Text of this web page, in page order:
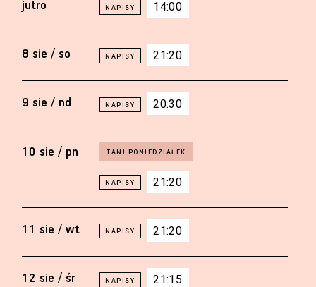
jutro 14:00
8 sie / so 21:20
9 sie / nd 20:30
10 sie / pn
21:20
11 sie / wt 21:20
12 sie / śr 21:15